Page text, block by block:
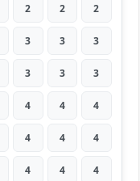
2 2 2
3 3 3
3 3 3
4 4 4
4 4 4
4 4 4